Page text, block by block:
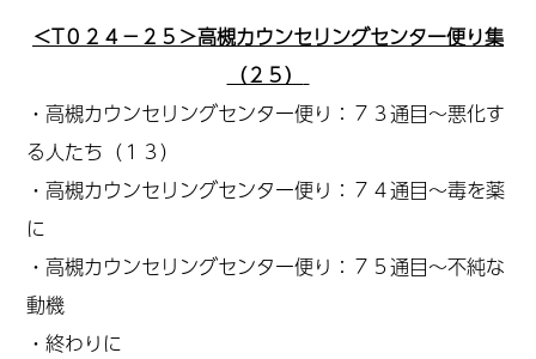
＜T０２４－２５＞高槻カウンセリングセンター便り集
（２５）
・高槻カウンセリングセンター便り：７３通目～悪化す
る人たち（１３）
・高槻カウンセリングセンター便り：７４通目～毒を薬
に
・高槻カウンセリングセンター便り：７５通目～不純な
動機
・終わりに